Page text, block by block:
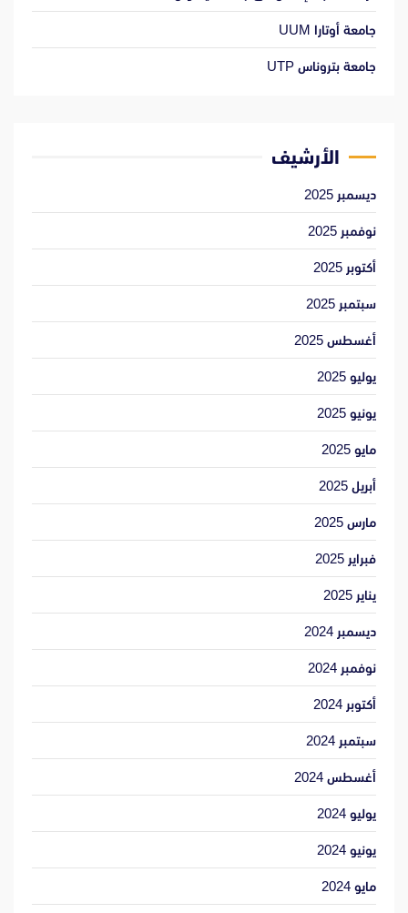
جامعة أوتارا UUM
جامعة بتروناس UTP
الأرشيف
ديسمبر 2025
نوفمبر 2025
أكتوبر 2025
سبتمبر 2025
أغسطس 2025
يوليو 2025
يونيو 2025
مايو 2025
أبريل 2025
مارس 2025
فبراير 2025
يناير 2025
ديسمبر 2024
نوفمبر 2024
أكتوبر 2024
سبتمبر 2024
أغسطس 2024
يوليو 2024
يونيو 2024
مايو 2024